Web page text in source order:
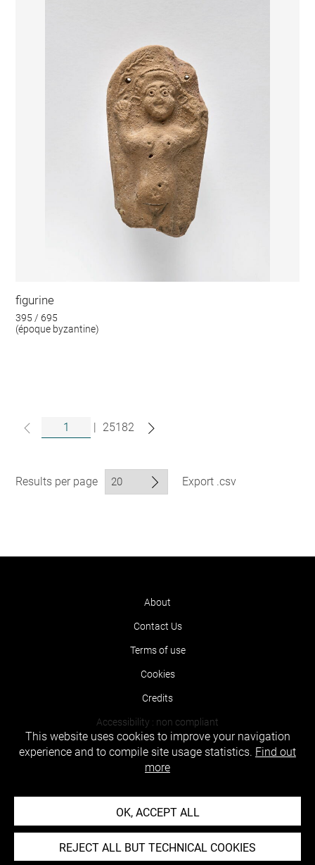
figurine
395 / 695
(époque byzantine)
| 25182
Results per page Export .csv
About
Contact Us
Terms of use
Cookies
Credits
Accessibility : non compliant
This website uses cookies to improve your navigation
experience and to compile site usage statistics. Find out
more
OK, ACCEPT ALL
REJECT ALL BUT TECHNICAL COOKIES